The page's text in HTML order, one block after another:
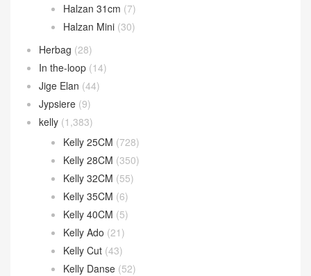
Halzan 31cm (7)
Halzan Mini (30)
Herbag (28)
In the-loop (14)
Jige Elan (44)
Jypsiere (9)
kelly (1,383)
Kelly 25CM (728)
Kelly 28CM (350)
Kelly 32CM (55)
Kelly 35CM (6)
Kelly 40CM (5)
Kelly Ado (21)
Kelly Cut (43)
Kelly Danse (52)